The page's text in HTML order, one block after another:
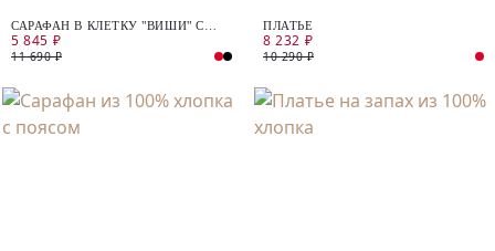
САРАФАН В КЛЕТКУ "ВИШИ" С
ПОЯСОМ
5 845 ₽
11 690 ₽
ПЛАТЬЕ
8 232 ₽
10 290 ₽